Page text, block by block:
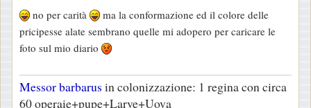
no per carità
ma la conformazione ed il colore delle
pricipesse alate sembrano quelle mi adopero per caricare le
foto sul mio diario
Messor barbarus in colonizzazione: 1 regina con circa
60 operaie+pupe+Larve+Uova